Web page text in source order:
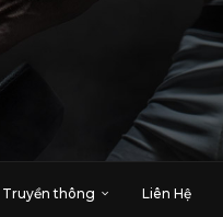
Truyền thông Liên Hệ